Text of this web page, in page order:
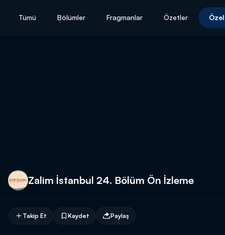
Tümü Bölümler Fragmanlar Özetler
Zalim İstanbul 24. Bölüm Ön İzleme
Takip Et Kaydet Paylaş